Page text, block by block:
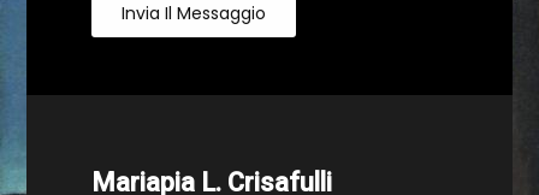
Invia Il Messaggio
Mariapia L. Crisafulli